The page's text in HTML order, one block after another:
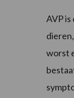
AVP
worst